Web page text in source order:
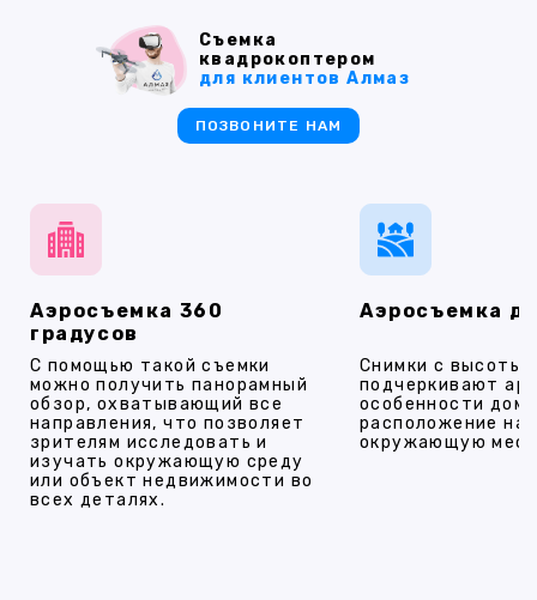
Аэросъемка 360
градусов
С помощью такой съемки
можно получить панорамный
обзор, охватывающий все
направления, что позволяет
зрителям исследовать и
изучать окружающую среду
или объект недвижимости во
всех деталях.
Аэросъемка
Снимки с высоты
подчеркивают
особенности
расположение на
окружающую
Съемка
квадрокоптером
для клиентов Алмаз
ПОЗВОНИТЕ НАМ